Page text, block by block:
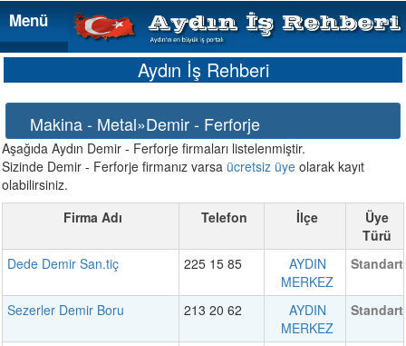
Menü
Menü
Aydın İş Rehberi
Makina - Metal»Demir - Ferforje
Aşağıda Aydın Demir - Ferforje firmaları listelenmiştir.
Sizinde Demir - Ferforje firmanız varsa ücretsiz üye olarak kayıt
olabilirsiniz.
Firma Adı
Telefon İlçe
Üye
Türü
Dede Demir San.tiç
225 15 85
AYDIN
MERKEZ
Standart
Sezerler Demir Boru 213 20 62
AYDIN
MERKEZ
Standart